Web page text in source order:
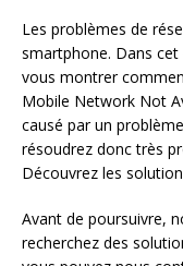
Les problèmes de
smartphone. Dans
vous montrer
Mobile Network Not
causé par un
résoudrez donc très
Découvrez les
Avant de poursuivre,
recherchez des